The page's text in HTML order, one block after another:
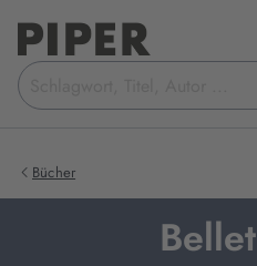
Suchbegriff
eingeben
Bücher